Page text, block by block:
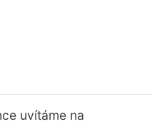
uvítáme na